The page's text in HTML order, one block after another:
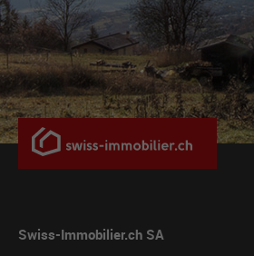
Swiss-Immobilier.ch SA